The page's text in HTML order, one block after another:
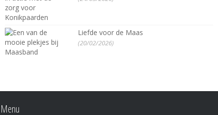
Liefde voor de Maas
(20/02/2026)
Menu